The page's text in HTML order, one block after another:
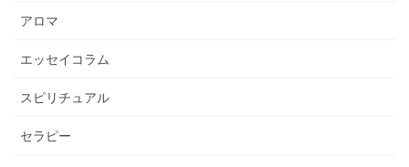
アロマ
エッセイコラム
スピリチュアル
セラピー